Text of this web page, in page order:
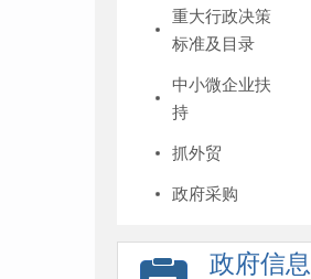
重大行政决策
标准及目录
中小微企业扶
持
抓外贸
政府采购
政府信息